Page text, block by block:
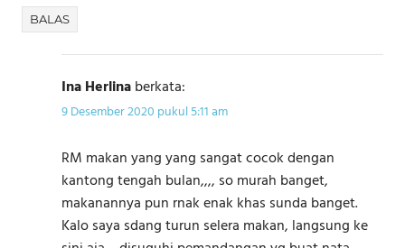
BALAS
Ina Herlinaberkata:
9 Desember 2020 pukul 5:11 am
RM makan yang yang sangat cocok dengan
kantong tengah bulan,,,, so murah banget,
makanannya pun rnak enak khas sunda banget.
Kalo saya sdang turun selera makan, langsung ke